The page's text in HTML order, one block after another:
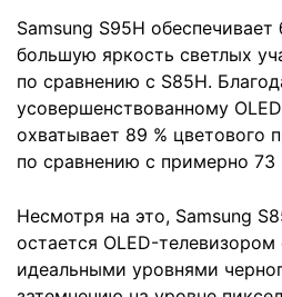
Samsung S95H
большую яркость светлых
по сравнению с S85H.
усовершенствованному
охватывает 89 % цветового
по сравнению с примерно 73
Несмотря на это, Samsung
остается OLED-
идеальными уровнями